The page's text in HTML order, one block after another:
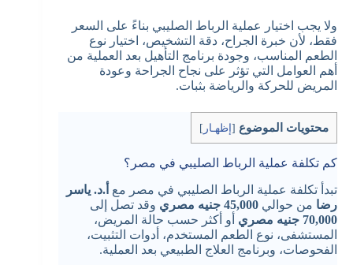
ولا يجب اختيار عملية الرباط الصليبي بناءً على السعر
فقط، لأن خبرة الجراح، دقة التشخيص، اختيار نوع
الطعم المناسب، وجودة برنامج التأهيل بعد العملية من
أهم العوامل التي تؤثر على نجاح الجراحة وعودة
المريض للحركة والرياضة بثبات.
محتويات الموضوع [ إظهـار ]
كم تكلفة عملية الرباط الصليبي في مصر؟
تبدأ تكلفة عملية الرباط الصليبي في مصر مع أ.د. ياسر
رضا من حوالي 45,000 جنيه مصري
وقد تصل إلى
70,000 جنيه مصري
أو أكثر حسب حالة المريض،
المستشفى، نوع الطعم المستخدم، أدوات التثبيت،
الفحوصات، وبرنامج العلاج الطبيعي بعد العملية.